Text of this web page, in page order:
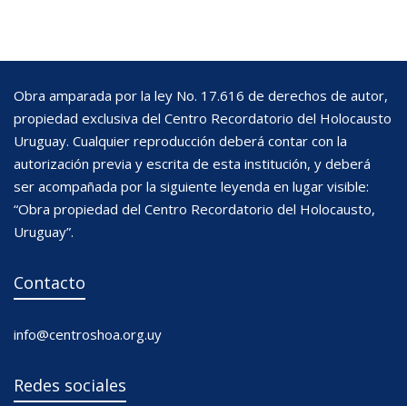
Obra amparada por la ley No. 17.616 de derechos de autor,
propiedad exclusiva del Centro Recordatorio del Holocausto
Uruguay. Cualquier reproducción deberá contar con la
autorización previa y escrita de esta institución, y deberá
ser acompañada por la siguiente leyenda en lugar visible:
“Obra propiedad del Centro Recordatorio del Holocausto,
Uruguay”.
Contacto
info@centroshoa.org.uy
Redes sociales